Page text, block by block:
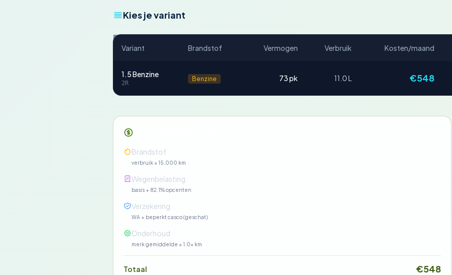
Kies je variant
Variant Brandstof Vermogen Verbruik Kosten/maand
1.5 Benzine
2R
Benzine 73 pk 11.0 L €548
Brandstof
verbruik × 15.000 km
Wegenbelasting
basis + 82.1% opcenten
Verzekering
WA + beperkt casco (geschat)
Onderhoud
merk gemiddelde × 1.0× km
Totaal €548